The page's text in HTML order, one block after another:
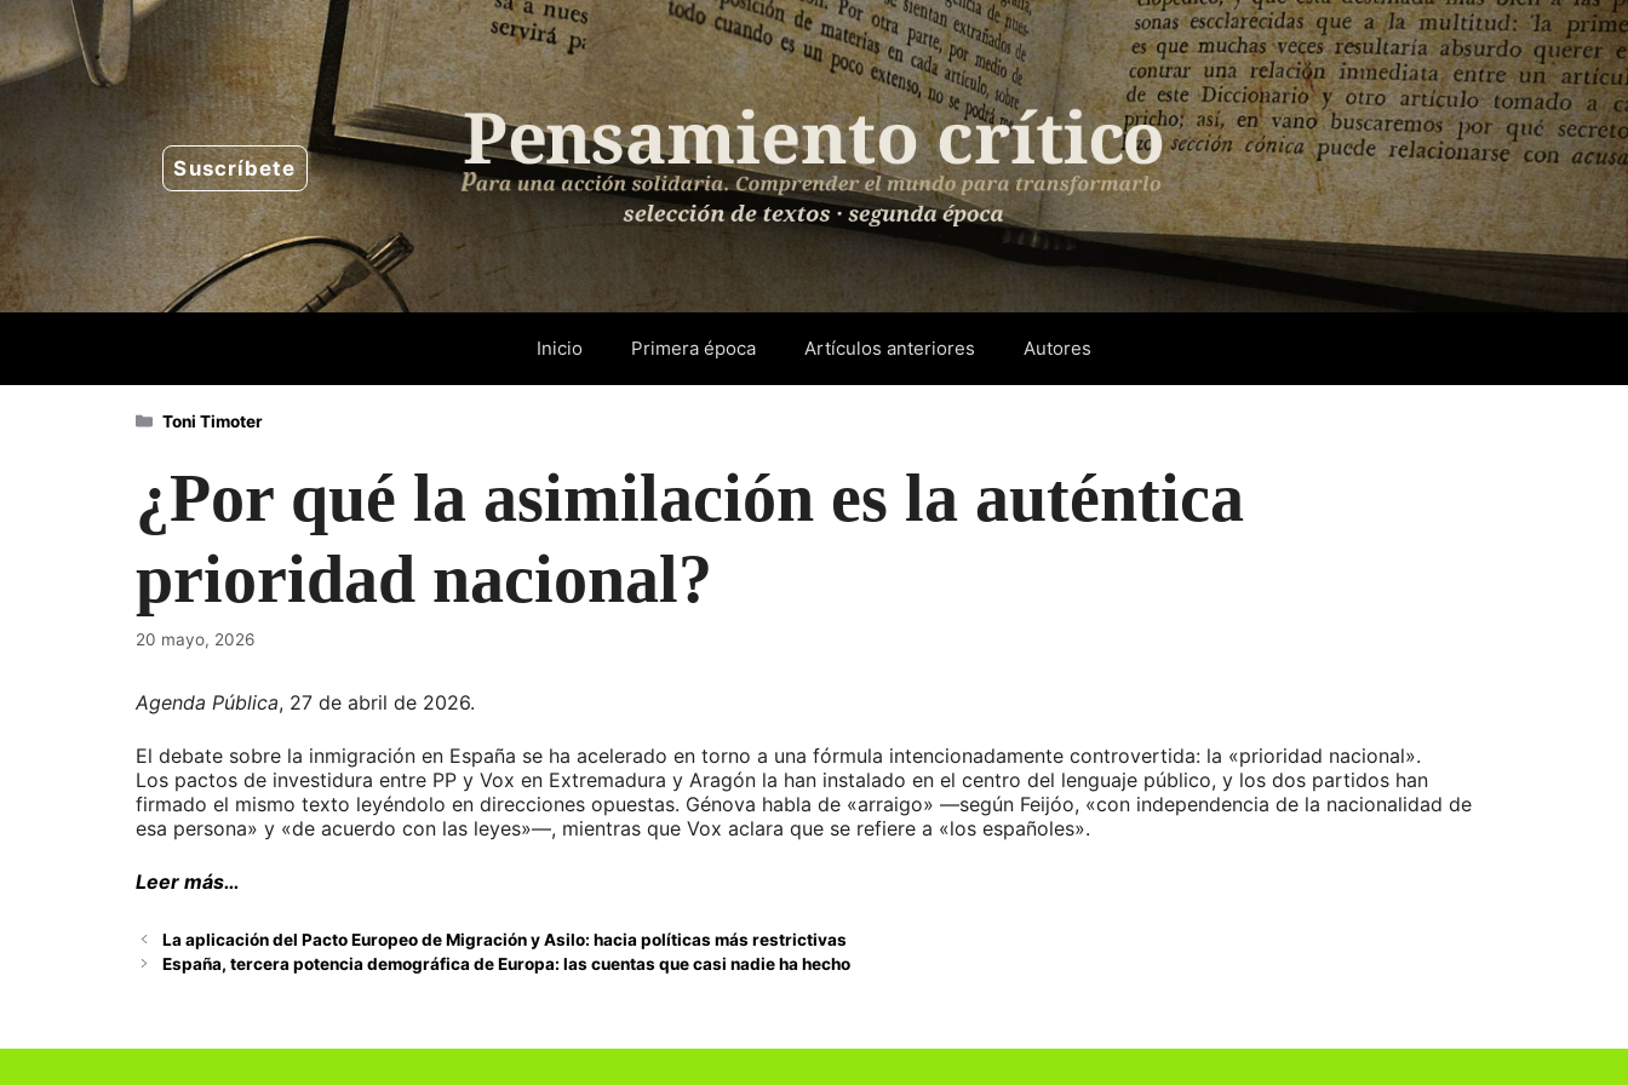
Saltar
al
contenido
Suscríbete
Inicio Primera época Artículos anteriores Autores
¿Por qué la asimilación es la auténtica
prioridad nacional?
20 mayo, 2026
Agenda Pública, 27 de abril de 2026.
El debate sobre la inmigración en España se ha acelerado en torno a una fórmula intencionadamente controvertida: la «prioridad nacional».
Los pactos de investidura entre PP y Vox en Extremadura y Aragón la han instalado en el centro del lenguaje público, y los dos partidos han
firmado el mismo texto leyéndolo en direcciones opuestas. Génova habla de «arraigo» —según Feijóo, «con independencia de la nacionalidad de
esa persona» y «de acuerdo con las leyes»—, mientras que Vox aclara que se refiere a «los españoles».
Leer más…
Categorías
Toni Timoter
La aplicación del Pacto Europeo de Migración y Asilo: hacia políticas más restrictivas
España, tercera potencia demográfica de Europa: las cuentas que casi nadie ha hecho